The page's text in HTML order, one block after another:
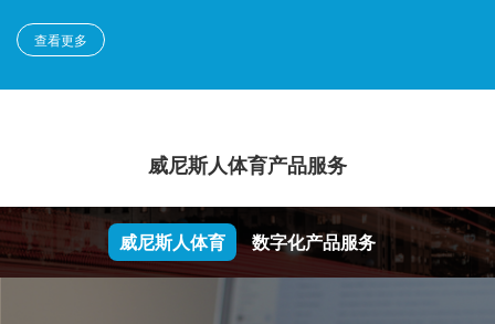
查看更多
威尼斯人体育产品服务
威尼斯人体育 数字化产品服务